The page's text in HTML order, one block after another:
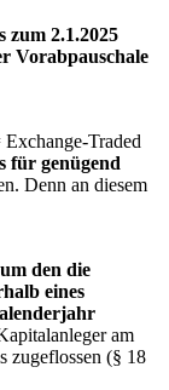
zum 2.1.2025
Vorabpauschale
Traded
für genügend
Denn an diesem
den die
eines
am
zugeflossen (§ 18